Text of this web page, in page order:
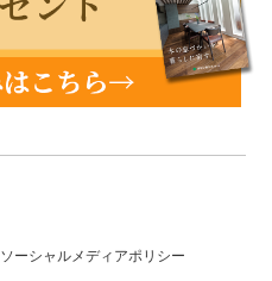
ソーシャルメディアポリシー